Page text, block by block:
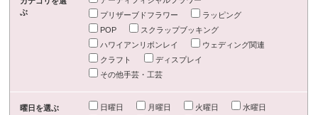
ぶ
プリザーブドフラワー
ラッピング
POP
スクラップブッキング
ハワイアンリボンレイ
ウェディング関連
クラフト
ディスプレイ
その他手芸・工芸
曜日を選ぶ 日曜日 月曜日 火曜日
水曜日